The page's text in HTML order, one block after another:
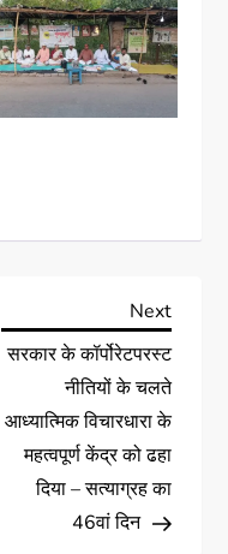
Next
सरकार के कॉर्पोरेटपरस्ट
नीतियों के चलते
आध्यात्मिक विचारधारा के
महत्वपूर्ण केंद्र को ढहा
दिया – सत्याग्रह का
46वां दिन